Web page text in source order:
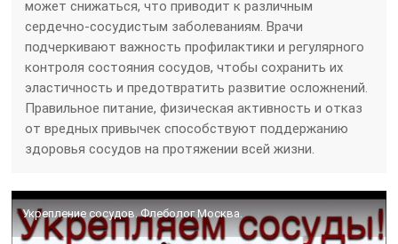
может снижаться, что приводит к различным
сердечно-сосудистым заболеваниям. Врачи
подчеркивают важность профилактики и регулярного
контроля состояния сосудов, чтобы сохранить их
эластичность и предотвратить развитие осложнений.
Правильное питание, физическая активность и отказ
от вредных привычек способствуют поддержанию
здоровья сосудов на протяжении всей жизни.
Укрепление сосудов. Флеболог Москва.